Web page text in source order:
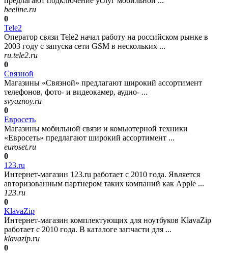
beeline.ru
0
Tele2
Оператор связи Tele2 начал работу на российском рынке в
2003 году с запуска сети GSM в нескольких ...
ru.tele2.ru
0
Связной
Магазины «Связной» предлагают широкий ассортимент
телефонов, фото- и видеокамер, аудио- ...
svyaznoy.ru
0
Евросеть
Магазины мобильной связи и комьютерной техники
«Евросеть» предлагают широкий ассортимент ...
euroset.ru
0
123.ru
Интернет-магазин 123.ru работает с 2010 года. Является
авторизованным партнером таких компаний как Apple ...
123.ru
0
KlavaZip
Интернет-магазин комплектующих для ноутбуков KlavaZip
работает с 2010 года. В каталоге запчасти для ...
klavazip.ru
0